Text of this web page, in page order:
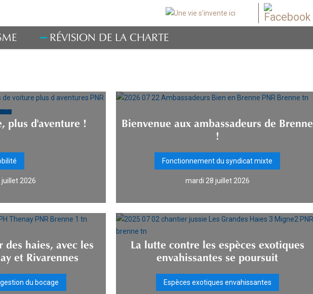
RÉVISION DE LA CHARTE
plus d'aventure !
2026
Bienvenue aux ambassadeurs de Brenne
!
Fonctionnement du syndicat mixte
mardi 28 juillet 2026
des haies, avec les
et Rivarennes
du bocage
La lutte contre les espèces exotiques
envahissantes se poursuit
Espèces exotiques envahissantes